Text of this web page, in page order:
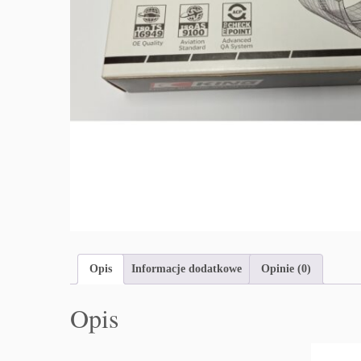
Opis Informacje dodatkowe Opinie (0)
Opis